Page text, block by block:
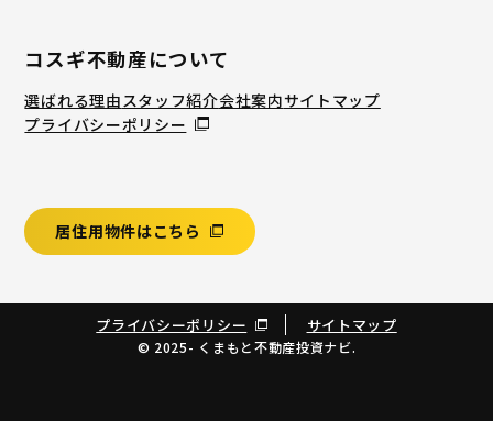
コスギ不動産について
選ばれる理由 スタッフ紹介会社案内サイトマップ
プライバシーポリシー
居住用物件はこちら
プライバシーポリシー サイトマップ
© 2025- くまもと不動産投資ナビ.